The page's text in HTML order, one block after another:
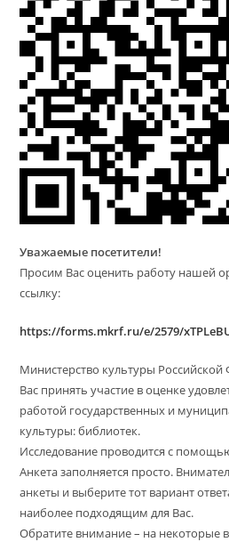
Уважаемые посетители!
Просим Вас оценить работу нашей
ссылку:
https://forms.mkrf.ru/e/2579/
Министерство культуры
Вас принять участие в оценке
работой государственных и
культуры: библиотек.
Исследование проводится с
Анкета заполняется просто.
анкеты и выберите тот вариант
наиболее подходящим для Вас.
Обратите внимание – на некоторые